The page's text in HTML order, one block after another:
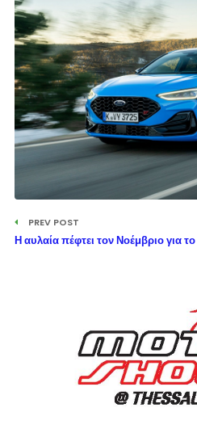
PREV POST
Η αυλαία πέφτει τον Νοέμβριο για